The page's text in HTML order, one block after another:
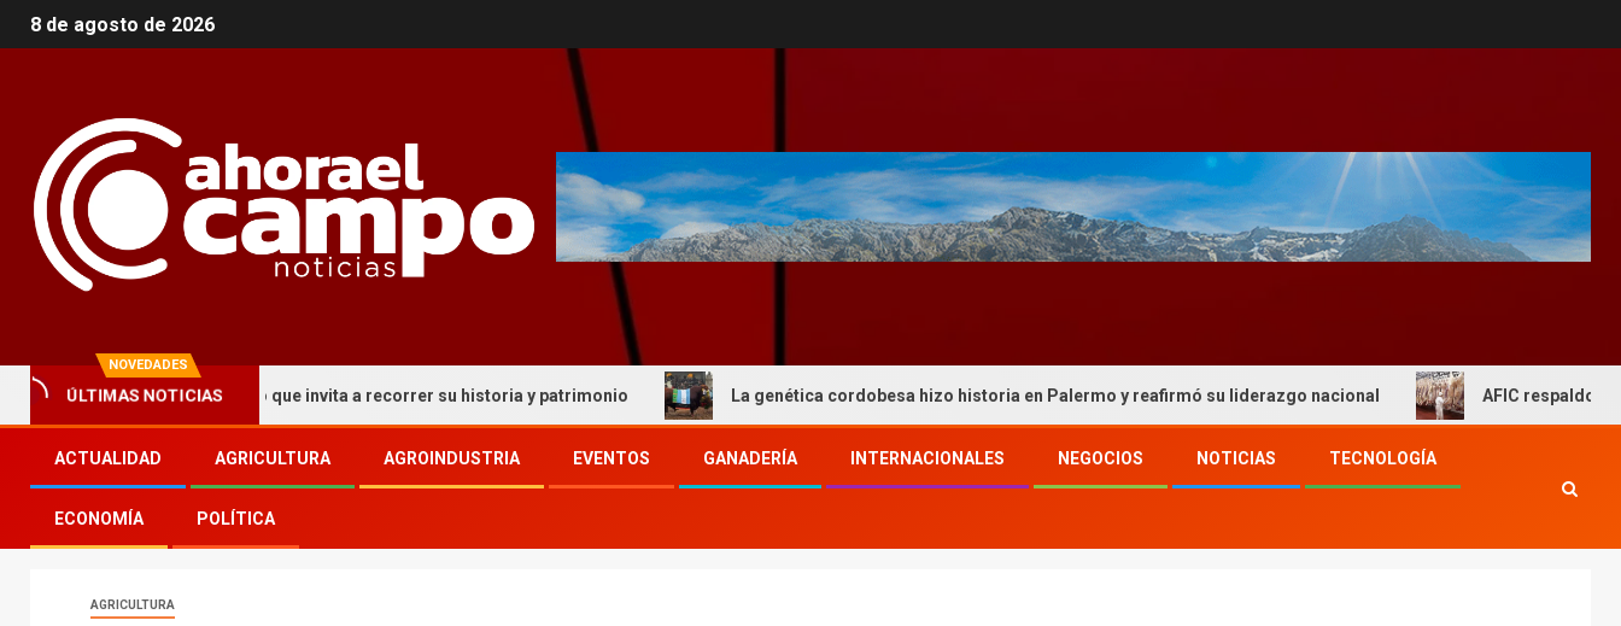
8 de agosto de 2026
NOVEDADES
ÚLTIMAS NOTICIAS
un circuito turístico que invita a recorrer su historia y patrimonio La genética cordobesa hizo historia en Palermo y reafirmó su liderazgo nacional AFIC respaldo al actual
ACTUALIDAD AGRICULTURA AGROINDUSTRIA EVENTOS GANADERÍA INTERNACIONALES NEGOCIOS NOTICIAS TECNOLOGÍA
ECONOMÍA POLÍTICA
AGRICULTURA